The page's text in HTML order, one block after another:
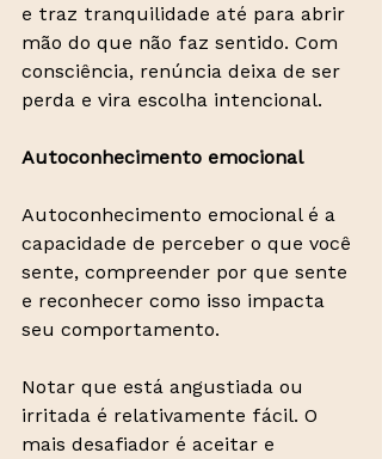
e traz tranquilidade até para abrir
mão do que não faz sentido. Com
consciência, renúncia deixa de ser
perda e vira escolha intencional.
Autoconhecimento emocional
Autoconhecimento emocional é a
capacidade de perceber o que você
sente, compreender por que sente
e reconhecer como isso impacta
seu comportamento.
Notar que está angustiada ou
irritada é relativamente fácil. O
mais desafiador é aceitar e